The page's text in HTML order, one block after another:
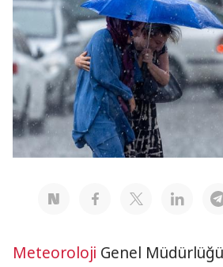
Meteoroloji Genel